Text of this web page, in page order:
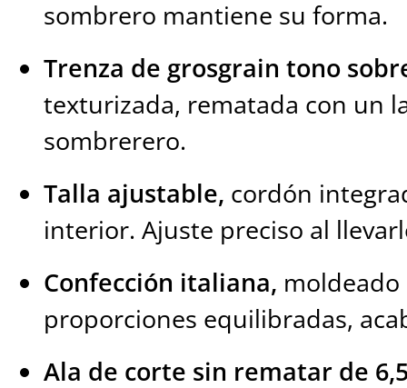
sombrero mantiene su forma.
Trenza de grosgrain tono
texturizada, rematada con un
sombrerero.
Talla ajustable, cordón
interior. Ajuste preciso al
Confección italiana,
proporciones equilibradas,
Ala de corte sin rematar de